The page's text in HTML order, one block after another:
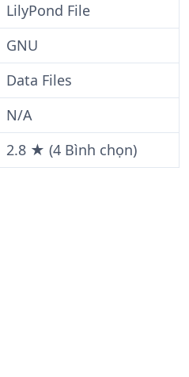
LilyPond File
GNU
Data Files
N/A
2.8 ★ (4 Bình chọn)